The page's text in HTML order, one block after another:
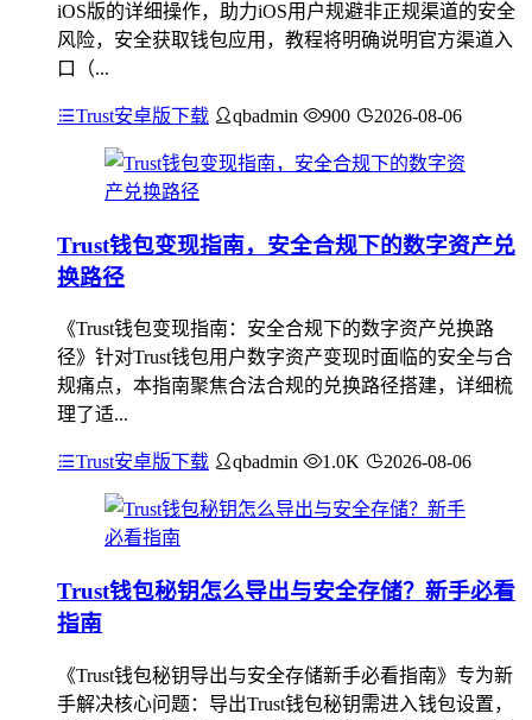
iOS版的详细操作，助力iOS用户规避非正规渠道的安全
风险，安全获取钱包应用，教程将明确说明官方渠道入
口（...
Trust安卓版下载 qbadmin 900 2026-08-06
Trust钱包变现指南，安全合规下的数字资产兑
换路径
《Trust钱包变现指南：安全合规下的数字资产兑换路
径》针对Trust钱包用户数字资产变现时面临的安全与合
规痛点，本指南聚焦合法合规的兑换路径搭建，详细梳
理了适...
Trust安卓版下载 qbadmin 1.0K 2026-08-06
Trust钱包秘钥怎么导出与安全存储？新手必看
指南
《Trust钱包秘钥导出与安全存储新手必看指南》专为新
手解决核心问题：导出Trust钱包秘钥需进入钱包设置，